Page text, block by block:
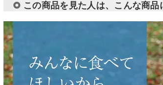
この商品を見た人は、こんな商